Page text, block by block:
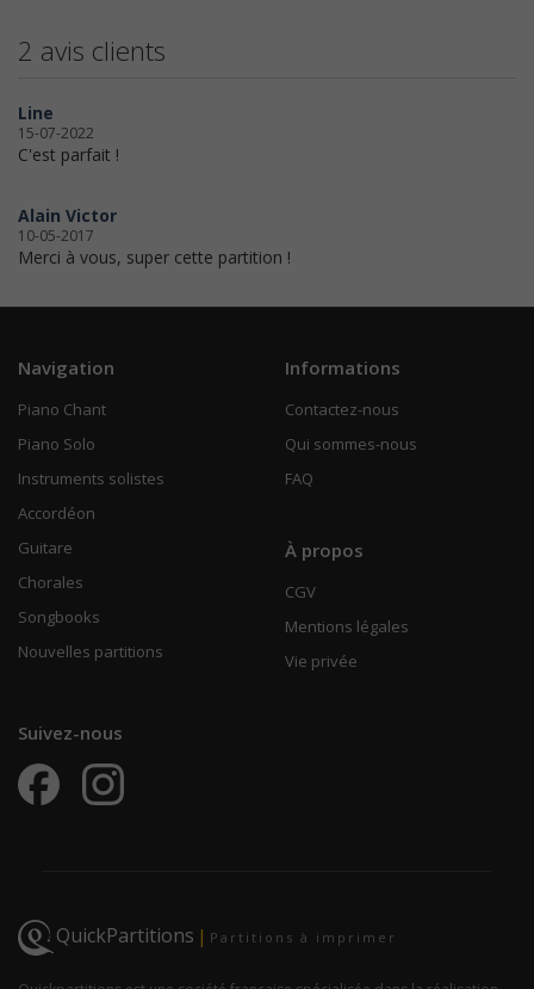
2 avis clients
Line
15-07-2022
C'est parfait !
Alain Victor
10-05-2017
Merci à vous, super cette partition !
Navigation
Piano Chant
Piano Solo
Instruments solistes
Accordéon
Guitare
Chorales
Songbooks
Nouvelles partitions
Informations
Contactez-nous
Qui sommes-nous
FAQ
À propos
CGV
Mentions légales
Vie privée
Suivez-nous
QuickPartitions | Partitions à imprimer